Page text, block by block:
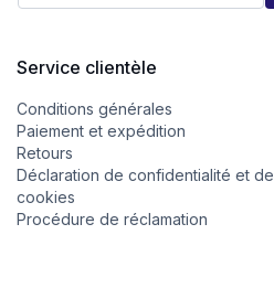
m
l
-
m
a
i
l
m
l
Service clientèle
Conditions générales
Paiement et expédition
Retours
Déclaration de confidentialité et de
cookies
Procédure de réclamation